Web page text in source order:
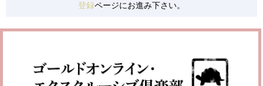
登録ページにお進み下さい。